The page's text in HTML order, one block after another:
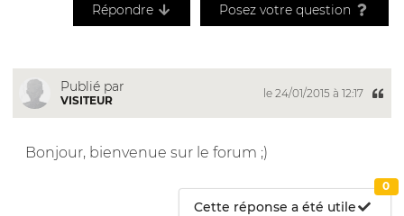
Répondre Posez votre question
Publié par
VISITEUR
le 24/01/2015 à 12:17
Bonjour, bienvenue sur le forum ;)
Cette réponse a été utile
0